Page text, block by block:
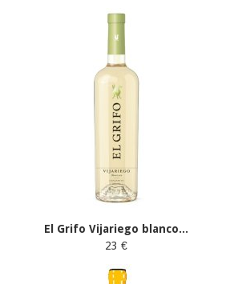
El Grifo Vijariego blanco...
23 €